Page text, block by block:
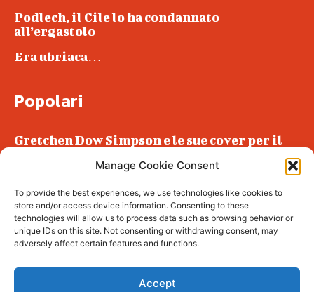
Manage Cookie Consent
To provide the best experiences, we use technologies like cookies to
store and/or access device information. Consenting to these
technologies will allow us to process data such as browsing behavior or
unique IDs on this site. Not consenting or withdrawing consent, may
adversely affect certain features and functions.
Accept
Podlech, il Cile lo ha condannato
all’ergastolo
Era ubriaca…
Popolari
Gretchen Dow Simpson e le sue cover per il
Podlech, il Cile lo ha condannato
all’ergastolo
Era ubriaca…